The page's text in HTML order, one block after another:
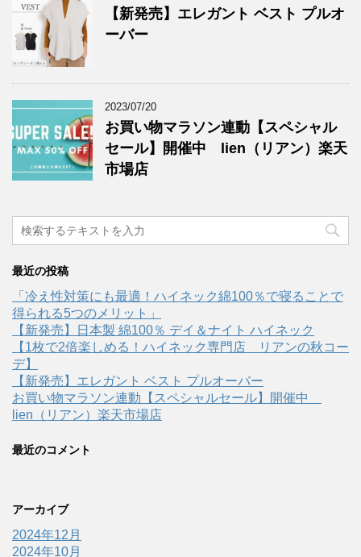
【新発売】エレガント ベスト プルオ
ーバー
2023/07/20
お買い物マラソン連動【スペシャル
セール】開催中 lien（リアン）楽天
市場店
最近の投稿
「冷え性対策にも最適！ハイネック綿100％で寝ることで
得られる5つのメリット」
【新発売】日本製 綿100％ デイ＆ナイト ハイネック
【1枚で2倍楽しめる！ハイネック専門店 リアンの秋コー
デ】
【新発売】エレガント ベスト プルオーバー
お買い物マラソン連動【スペシャルセール】開催中
lien（リアン）楽天市場店
最近のコメント
アーカイブ
2024年12月
2024年10月